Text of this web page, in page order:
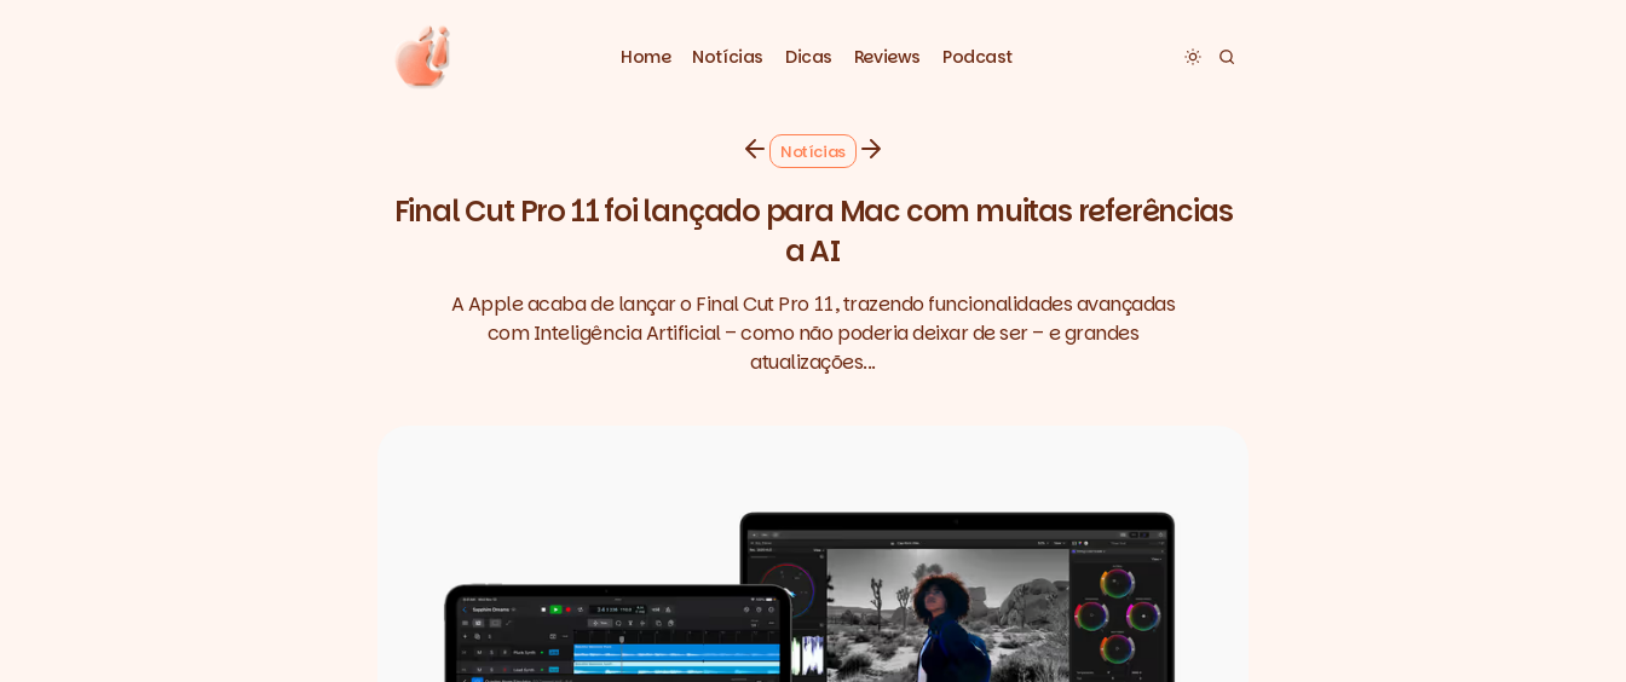
Home Notícias Dicas Reviews Podcast Toggle dark mode
Notícias
Final Cut Pro 11 foi lançado para Mac com muitas referências
a AI
A Apple acaba de lançar o Final Cut Pro 11, trazendo funcionalidades avançadas
com Inteligência Artificial – como não poderia deixar de ser – e grandes
atualizações...